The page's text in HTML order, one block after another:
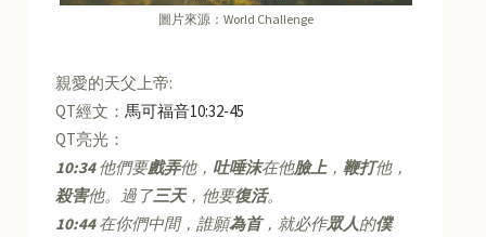
圖片來源：World Challenge
親愛的天父上帝:
QT經文：馬可福音10:32-45
QT亮光：
10:34他們要戲弄他， 吐唾沫在他臉上，鞭打他，
殺害他。過了三天，他要復活。
10:44在你們中間，誰願為首，就必作眾人的僕